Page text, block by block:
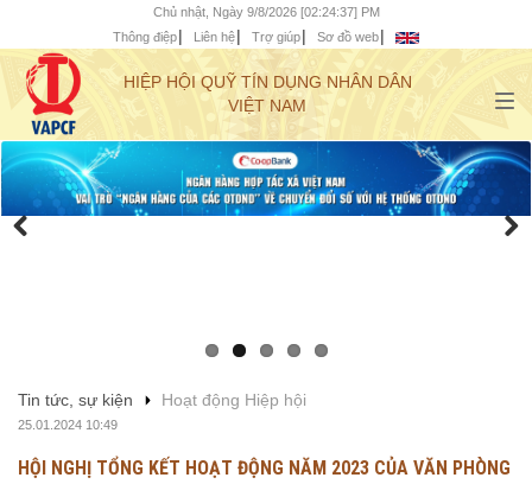
Chủ nhật, Ngày 9/8/2026 [02:24:39] PM
Thông điệp
Liên hệ Trợ giúp Sơ đồ web
HIỆP HỘI QUỸ TÍN DỤNG NHÂN DÂN
VIỆT NAM
Tin tức, sự kiện Hoạt động Hiệp hội
25.01.2024 10:49
HỘI NGHỊ TỔNG KẾT HOẠT ĐỘNG NĂM 2023 CỦA VĂN PHÒNG